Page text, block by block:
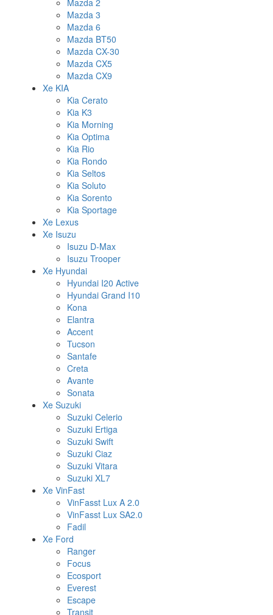
Mazda 2
Mazda 3
Mazda 6
Mazda BT50
Mazda CX-30
Mazda CX5
Mazda CX9
Xe KIA
Kia Cerato
Kia K3
Kia Morning
Kia Optima
Kia Rio
Kia Rondo
Kia Seltos
Kia Soluto
Kia Sorento
Kia Sportage
Xe Lexus
Xe Isuzu
Isuzu D-Max
Isuzu Trooper
Xe Hyundai
Hyundai I20 Active
Hyundai Grand I10
Kona
Elantra
Accent
Tucson
Santafe
Creta
Avante
Sonata
Xe Suzuki
Suzuki Celerio
Suzuki Ertiga
Suzuki Swift
Suzuki Ciaz
Suzuki Vitara
Suzuki XL7
Xe VinFast
VinFasst Lux A 2.0
VinFasst Lux SA2.0
Fadil
Xe Ford
Ranger
Focus
Ecosport
Everest
Escape
Transit